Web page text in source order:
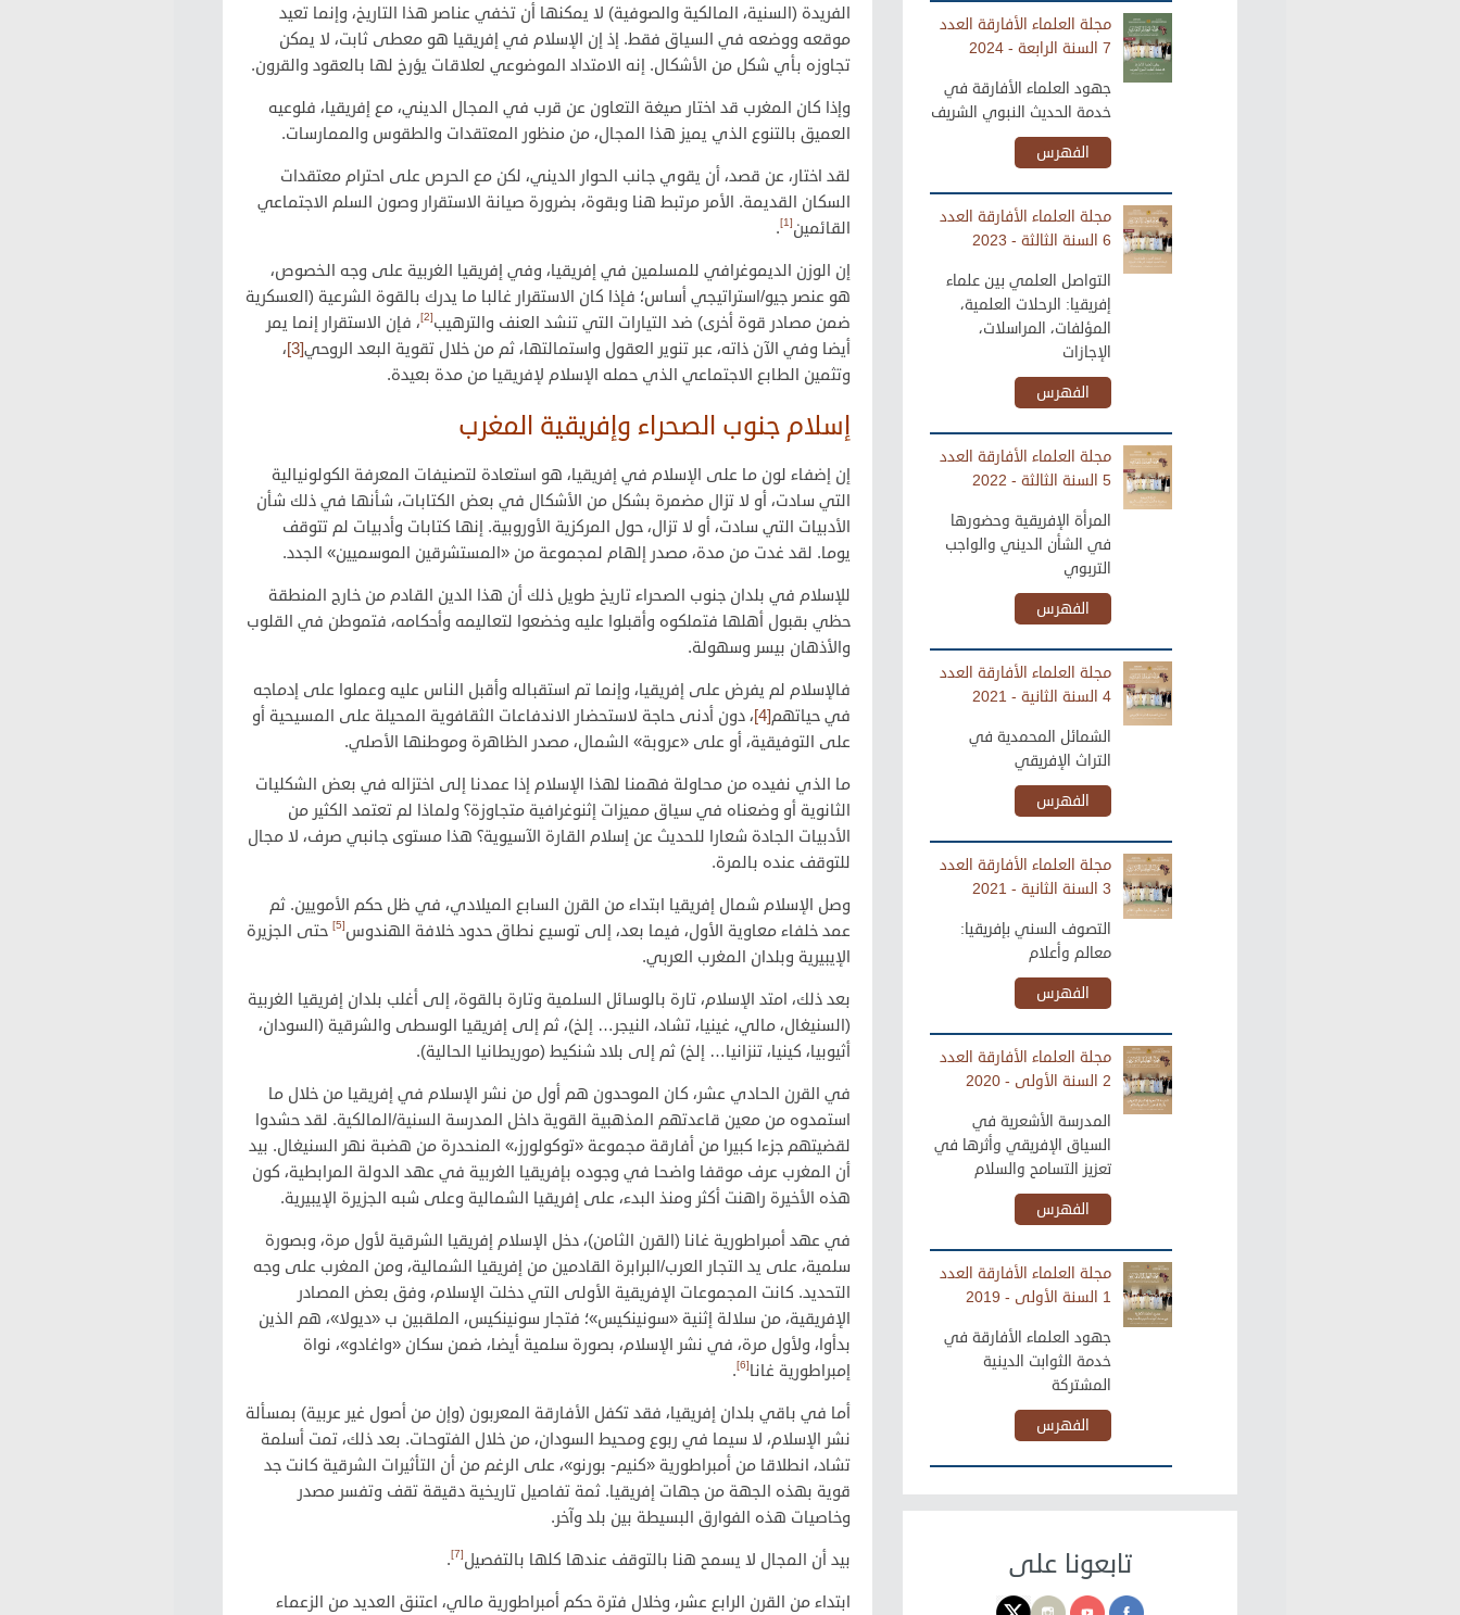
الفريدة (السنية، المالكية والصوفية) لا يمكنها أن تخفي عناصر هذا التاريخ، وإنما تعيد
موقعه ووضعه في السياق فقط. إذ إن الإسلام في إفريقيا هو معطى ثابت، لا يمكن
تجاوزه بأي شكل من الأشكال. إنه الامتداد الموضوعي لعلاقات يؤرخ لها بالعقود والقرون.
وإذا كان المغرب قد اختار صيغة التعاون عن قرب في المجال الديني، مع إفريقيا، فلوعيه
العميق بالتنوع الذي يميز هذا المجال، من منظور المعتقدات والطقوس والممارسات.
لقد اختار، عن قصد، أن يقوي جانب الحوار الديني، لكن مع الحرص على احترام معتقدات
السكان القديمة. الأمر مرتبط هنا وبقوة، بضرورة صيانة الاستقرار وصون السلم الاجتماعي
القائمين[1]
.
إن الوزن الديموغرافي للمسلمين في إفريقيا، وفي إفريقيا الغربية على وجه الخصوص،
هو عنصر جيو/استراتيجي أساس؛ فإذا كان الاستقرار غالبا ما يدرك بالقوة الشرعية (العسكرية
ضمن مصادر قوة أخرى) ضد التيارات التي تنشد العنف والترهيب[2]
، فإن الاستقرار إنما يمر
أيضا وفي الآن ذاته، عبر تنوير العقول واستمالتها، ثم من خلال تقوية البعد الروحي[3]
،
وتثمين الطابع الاجتماعي الذي حمله الإسلام لإفريقيا من مدة بعيدة.
إسلام جنوب الصحراء وإفريقية المغرب
إن إضفاء لون ما على الإسلام في إفريقيا، هو استعادة لتصنيفات المعرفة الكولونيالية
التي سادت، أو لا تزال مضمرة بشكل من الأشكال في بعض الكتابات، شأنها في ذلك شأن
الأدبيات التي سادت، أو لا تزال، حول المركزية الأوروبية. إنها كتابات وأدبيات لم تتوقف
يوما. لقد غدت من مدة، مصدر إلهام لمجموعة من «المستشرقين الموسميين» الجدد.
للإسلام في بلدان جنوب الصحراء تاريخ طويل ذلك أن هذا الدين القادم من خارج المنطقة
حظي بقبول أهلها فتملكوه وأقبلوا عليه وخضعوا لتعاليمه وأحكامه، فتموطن في القلوب
والأذهان بيسر وسهولة.
فالإسلام لم يفرض على إفريقيا، وإنما تم استقباله وأقبل الناس عليه وعملوا على إدماجه
في حياتهم[4]
، دون أدنى حاجة لاستحضار الاندفاعات الثقافوية المحيلة على المسيحية أو
على التوفيقية، أو على «عروبة» الشمال، مصدر الظاهرة وموطنها الأصلي.
ما الذي نفيده من محاولة فهمنا لهذا الإسلام إذا عمدنا إلى اختزاله في بعض الشكليات
الثانوية أو وضعناه في سياق مميزات إثنوغرافية متجاوزة؟ ولماذا لم تعتمد الكثير من
الأدبيات الجادة شعارا للحديث عن إسلام القارة الآسيوية؟ هذا مستوى جانبي صرف، لا مجال
للتوقف عنده بالمرة.
وصل الإسلام شمال إفريقيا ابتداء من القرن السابع الميلادي، في ظل حكم الأمويين. ثم
عمد خلفاء معاوية الأول، فيما بعد، إلى توسيع نطاق حدود خلافة الهندوس[5]
حتى الجزيرة
الإيبيرية وبلدان المغرب العربي.
بعد ذلك، امتد الإسلام، تارة بالوسائل السلمية وتارة بالقوة، إلى أغلب بلدان إفريقيا الغربية
(السنيغال، مالي، غينيا، تشاد، النيجر… إلخ)، ثم إلى إفريقيا الوسطى والشرقية (السودان،
أثيوبيا، كينيا، تنزانيا… إلخ) ثم إلى بلاد شنكيط (موريطانيا الحالية).
في القرن الحادي عشر، كان الموحدون هم أول من نشر الإسلام في إفريقيا من خلال ما
استمدوه من معين قاعدتهم المذهبية القوية داخل المدرسة السنية/المالكية. لقد حشدوا
لقضيتهم جزءا كبيرا من أفارقة مجموعة «توكولورز،» المنحدرة من هضبة نهر السنيغال. بيد
أن المغرب عرف موقفا واضحا في وجوده بإفريقيا الغربية في عهد الدولة المرابطية، كون
هذه الأخيرة راهنت أكثر ومنذ البدء، على إفريقيا الشمالية وعلى شبه الجزيرة الإيبيرية.
في عهد أمبراطورية غانا (القرن الثامن)، دخل الإسلام إفريقيا الشرقية لأول مرة، وبصورة
سلمية، على يد التجار العرب/البرابرة القادمين من إفريقيا الشمالية، ومن المغرب على وجه
التحديد. كانت المجموعات الإفريقية الأولى التي دخلت الإسلام، وفق بعض المصادر
الإفريقية، من سلالة إثنية «سونينكيس»؛ فتجار سونينكيس، الملقبين ب «ديولا»، هم الذين
بدأوا، ولأول مرة، في نشر الإسلام، بصورة سلمية أيضا، ضمن سكان «واغادو»، نواة
إمبراطورية غانا[6]
.
أما في باقي بلدان إفريقيا، فقد تكفل الأفارقة المعربون (وإن من أصول غير عربية) بمسألة
نشر الإسلام، لا سيما في ربوع ومحيط السودان، من خلال الفتوحات. بعد ذلك، تمت أسلمة
تشاد، انطلاقا من أمبراطورية «كنيم- بورنو»، على الرغم من أن التأثيرات الشرقية كانت جد
قوية بهذه الجهة من جهات إفريقيا. ثمة تفاصيل تاريخية دقيقة تقف وتفسر مصدر
وخاصيات هذه الفوارق البسيطة بين بلد وآخر.
بيد أن المجال لا يسمح هنا بالتوقف عندها كلها بالتفصيل[7]
.
ابتداء من القرن الرابع عشر، وخلال فترة حكم أمبراطورية مالي، اعتنق العديد من الزعماء
مجلة العلماء الأفارقة العدد
7 السنة الرابعة - 2024
جهود العلماء الأفارقة في
خدمة الحديث النبوي الشريف
الفهرس
مجلة العلماء الأفارقة العدد
6 السنة الثالثة - 2023
التواصل العلمي بين علماء
إفريقيا: الرحلات العلمية،
المؤلفات، المراسلات،
الإجازات
الفهرس
مجلة العلماء الأفارقة العدد
5 السنة الثالثة - 2022
المرأة الإفريقية وحضورها
في الشأن الديني والواجب
التربوي
الفهرس
مجلة العلماء الأفارقة العدد
4 السنة الثانية - 2021
الشمائل المحمدية في
التراث الإفريقي
الفهرس
مجلة العلماء الأفارقة العدد
3 السنة الثانية - 2021
التصوف السني بإفريقيا:
معالم وأعلام
الفهرس
مجلة العلماء الأفارقة العدد
2 السنة الأولى - 2020
المدرسة الأشعرية في
السياق الإفريقي وأثرها في
تعزيز التسامح والسلام
الفهرس
مجلة العلماء الأفارقة العدد
1 السنة الأولى - 2019
جهود العلماء الأفارقة في
خدمة الثوابت الدينية
المشتركة
الفهرس
تابعونا على